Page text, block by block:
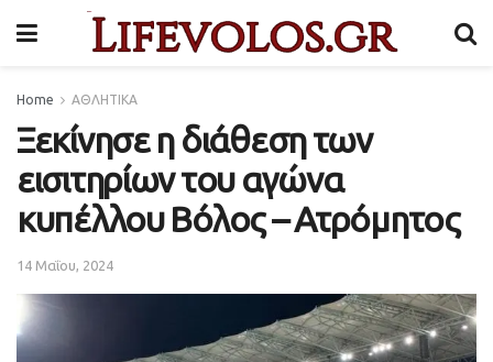
Home ΑΘΛΗΤΙΚΑ
Ξεκίνησε η διάθεση των
εισιτηρίων του αγώνα
κυπέλλου Βόλος – Ατρόμητος
14 Μαΐου, 2024